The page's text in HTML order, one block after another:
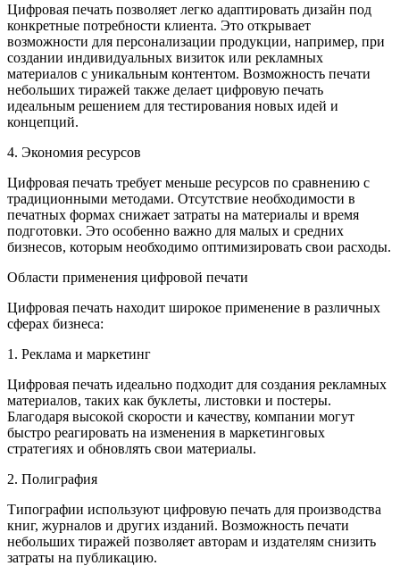
Цифровая печать позволяет легко адаптировать дизайн под
конкретные потребности клиента. Это открывает
возможности для персонализации продукции, например, при
создании индивидуальных визиток или рекламных
материалов с уникальным контентом. Возможность печати
небольших тиражей также делает цифровую печать
идеальным решением для тестирования новых идей и
концепций.
4. Экономия ресурсов
Цифровая печать требует меньше ресурсов по сравнению с
традиционными методами. Отсутствие необходимости в
печатных формах снижает затраты на материалы и время
подготовки. Это особенно важно для малых и средних
бизнесов, которым необходимо оптимизировать свои расходы.
Области применения цифровой печати
Цифровая печать находит широкое применение в различных
сферах бизнеса:
1. Реклама и маркетинг
Цифровая печать идеально подходит для создания рекламных
материалов, таких как буклеты, листовки и постеры.
Благодаря высокой скорости и качеству, компании могут
быстро реагировать на изменения в маркетинговых
стратегиях и обновлять свои материалы.
2. Полиграфия
Типографии используют цифровую печать для производства
книг, журналов и других изданий. Возможность печати
небольших тиражей позволяет авторам и издателям снизить
затраты на публикацию.